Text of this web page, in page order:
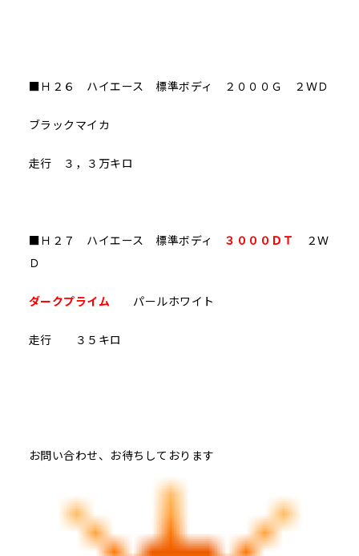
■Ｈ２６ ハイエース 標準ボディ ２０００Ｇ ２ＷＤ
ブラックマイカ
走行 ３，３万キロ
■Ｈ２７ ハイエース 標準ボディ ３０００ＤＴ
２Ｗ
Ｄ
ダークプライム パールホワイト
走行 ３５キロ
お問い合わせ、お待ちしております